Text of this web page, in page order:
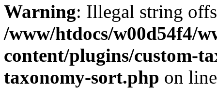
Warning: Illegal string
/www/htdocs/w00d54f4/
content/plugins/custom-
taxonomy-sort.php on